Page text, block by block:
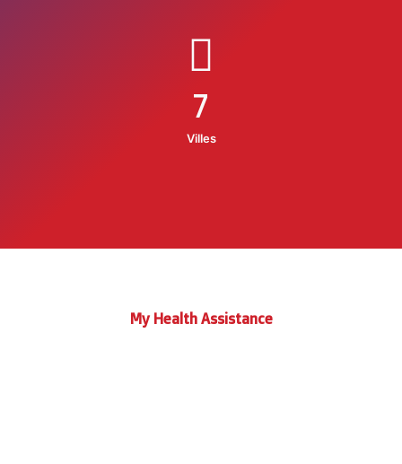
7
Villes
My Health Assistance